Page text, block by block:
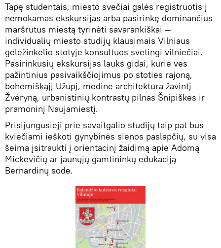
Tapę studentais, miesto svečiai galės registruotis į
nemokamas ekskursijas arba pasirinkę dominančius
maršrutus miestą tyrinėti savarankiškai —
individualių miesto studijų klausimais Vilniaus
geležinkelio stotyje konsultuos svetingi vilniečiai.
Pasirinkusių ekskursijas lauks gidai, kurie ves
pažintinius pasivaikščiojimus po stoties rajoną,
bohemiškąjį Užupį, medine architektūra žavintį
Žvėryną, urbanistinių kontrastų pilnas Šnipiškes ir
pramoninį Naujamiestį.
Prisijungusieji prie savaitgalio studijų taip pat bus
kviečiami ieškoti gynybinės sienos paslapčių, su visa
šeima įsitraukti į orientacinį žaidimą apie Adomą
Mickevičių ar jaunųjų gamtininkų edukaciją
Bernardinų sode.